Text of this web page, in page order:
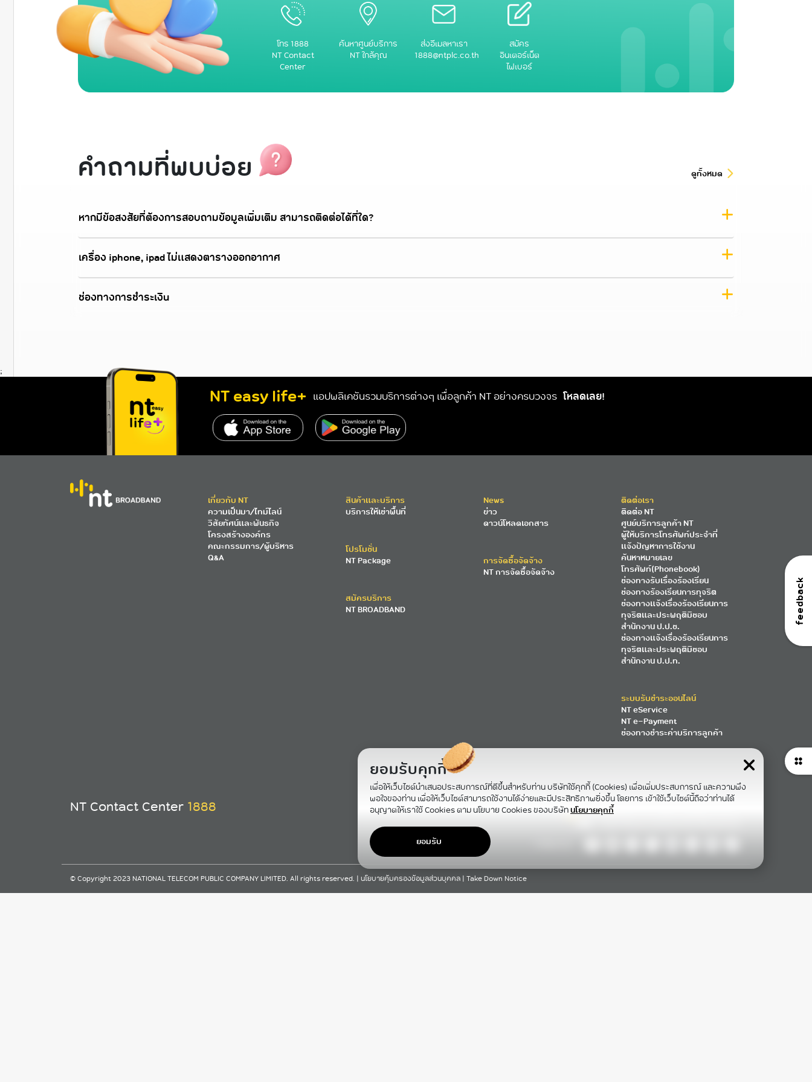
โทร 1888
NT Contact
Center
ค้นหาศูนย์บริการ
NT ใกล้คุณ
ส่งอีเมลหาเรา
1888@ntplc.co.th
สมัคร
อินเตอร์เน็ต
ไฟเบอร์
คำถามที่พบบ่อย ดูทั้งหมด
หากมีข้อสงสัยที่ต้องการสอบถามข้อมูลเพิ่มเติม สามารถติดต่อได้ที่ใด?
เครื่อง iphone, ipad ไม่แสดงตารางออกอากาศ
ช่องทางการชำระเงิน
https://www.nteservice.com/eservice
;
feedback
ยอมรับคุกกี้
เพื่อให้เว็บไซต์นำเสนอประสบการณ์ที่ดีขึ้นสำหรับท่าน บริษัทใช้คุกกี้ (Cookies) เพื่อเพิ่มประสบการณ์ และความพึง
พอใจของท่าน เพื่อให้เว็บไซต์สามารถใช้งานได้ง่ายและมีประสิทธิภาพยิ่งขึ้น โดยการ เข้าใช้เว็บไซต์นี้ถือว่าท่านได้
อนุญาตให้เราใช้ Cookies ตาม นโยบาย Cookies ของบริษัทนโยบายคุกกี้
ยอมรับ
NT easy life+ แอปพลิเคชันรวมบริการต่างๆ เพื่อลูกค้า NT อย่างครบวงจร โหลดเลย!
เกี่ยวกับ NT
ความเป็นมา/ไทม์ไลน์
วิสัยทัศน์และพันธกิจ
โครงสร้างองค์กร
คณะกรรมการ/ผู้บริหาร
Q&A
สินค้าและบริการ
บริการให้เช่าพื้นที่
โปรโมชั่น
NT Package
สมัครบริการ
NT BROADBAND
News
ข่าว
ดาวน์โหลดเอกสาร
การจัดซื้อจัดจ้าง
NT การจัดซื้อจัดจ้าง
ติดต่อเรา
ติดต่อ NT
ศูนย์บริการลูกค้า NT
ผู้ให้บริการโทรศัพท์ประจำที่
แจ้งปัญหาการใช้งาน
ค้นหาหมายเลข
โทรศัพท์(Phonebook)
ช่องทางรับเรื่องร้องเรียน
ช่องทางร้องเรียนการทุจริต
ช่องทางแจ้งเรื่องร้องเรียนการ
ทุจริตและประพฤติมิชอบ
สำนักงาน ป.ป.ช.
ช่องทางแจ้งเรื่องร้องเรียนการ
ทุจริตและประพฤติมิชอบ
สำนักงาน ป.ป.ท.
ระบบรับชำระออนไลน์
NT eService
NT e-Payment
ช่องทางชำระค่าบริการลูกค้า
NT Contact Center 1888
© Copyright 2023 NATIONAL TELECOM PUBLIC COMPANY LIMITED. All rights reserved. | นโยบายคุ้มครองข้อมูลส่วนบุคคล | Take Down Notice